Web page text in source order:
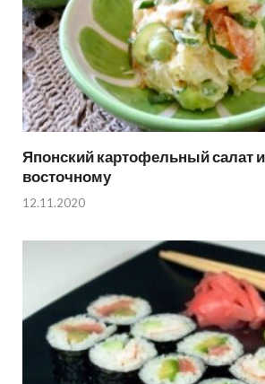
Японский картофельный салат
восточному
12.11.2020